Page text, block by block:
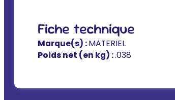
Fiche technique
Marque(s) :MATERIEL
Poids net (en kg) :.038